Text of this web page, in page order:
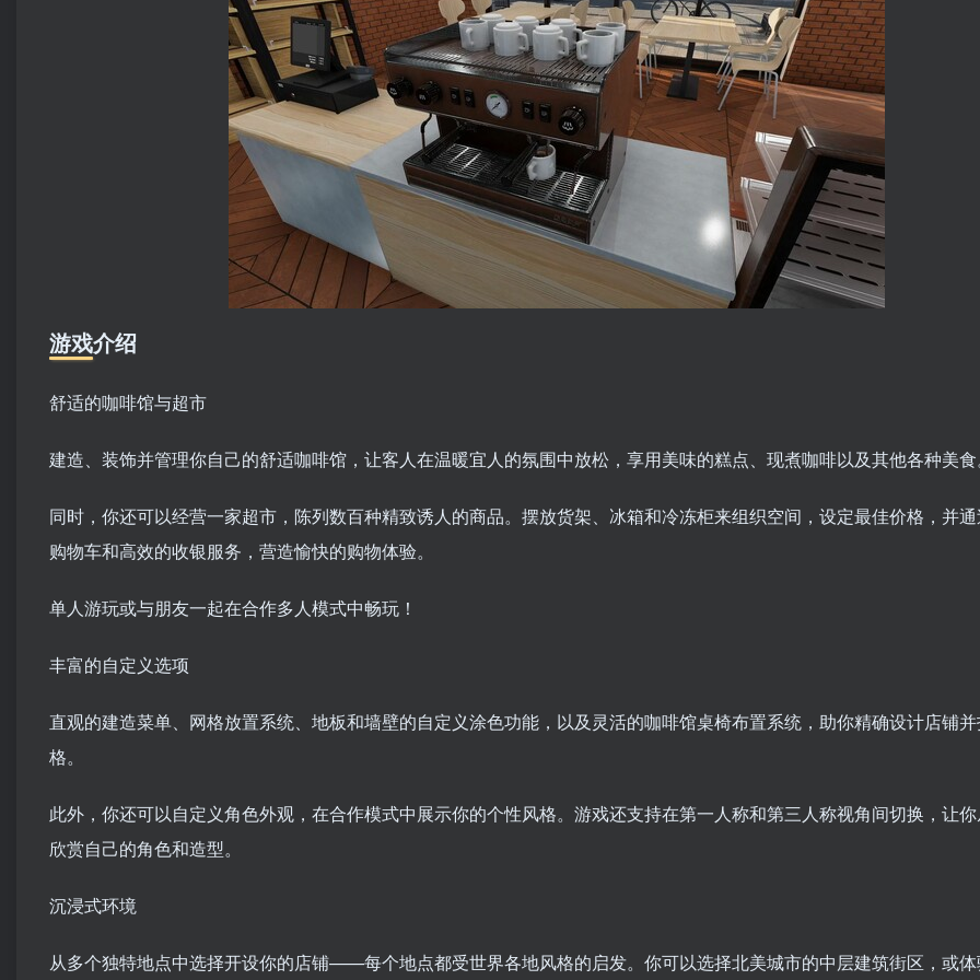
游戏介绍
舒适的咖啡馆与超市
建造、装饰并管理你自己的舒适咖啡馆，让客人在温暖宜人的氛围中放松，享用美味的糕点、现煮咖啡以及其他各种美
同时，你还可以经营一家超市，陈列数百种精致诱人的商品。摆放货架、冰箱和冷冻柜来组织空间，设定最佳价格，并
购物车和高效的收银服务，营造愉快的购物体验。
单人游玩或与朋友一起在合作多人模式中畅玩！
丰富的自定义选项
直观的建造菜单、网格放置系统、地板和墙壁的自定义涂色功能，以及灵活的咖啡馆桌椅布置系统，助你精确设计店铺
格。
此外，你还可以自定义角色外观，在合作模式中展示你的个性风格。游戏还支持在第一人称和第三人称视角间切换，让
欣赏自己的角色和造型。
沉浸式环境
从多个独特地点中选择开设你的店铺——每个地点都受世界各地风格的启发。你可以选择北美城市的中层建筑街区，或